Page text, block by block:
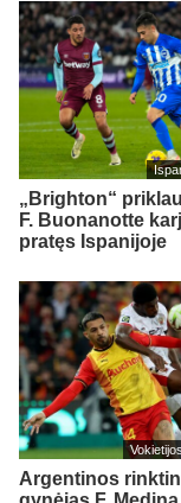
„Brighton“
F. Buonanotte
pratęs Ispanijoje
Argentinos